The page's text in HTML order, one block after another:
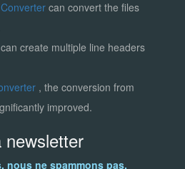
can convert the files
can create multiple line headers
, the conversion from
improved.
newsletter
nous ne spammons pas.